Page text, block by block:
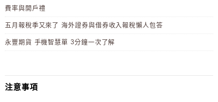
費率與開戶禮
五月報稅季又來了 海外證券與借券收入報稅懶人包答
永豐期貨 手機智慧單 3分鐘一次了解
注意事項